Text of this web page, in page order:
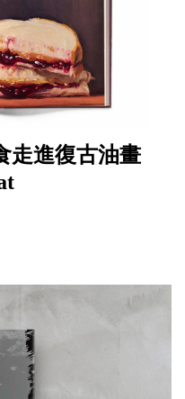
走進復古油畫